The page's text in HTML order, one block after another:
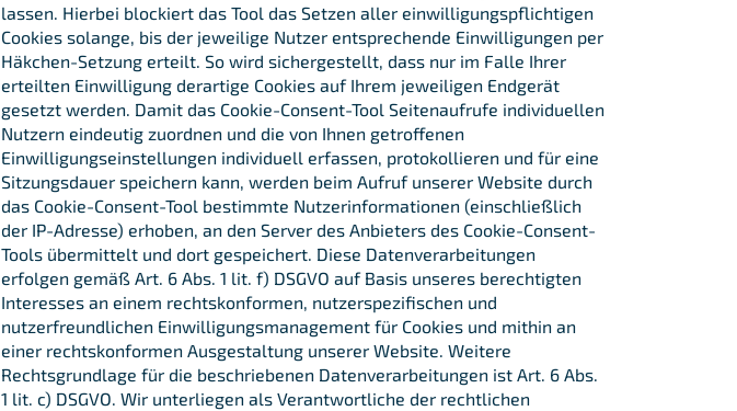
lassen. Hierbei blockiert das Tool das Setzen aller einwilligungspflichtigen
Cookies solange, bis der jeweilige Nutzer entsprechende Einwilligungen per
Häkchen-Setzung erteilt. So wird sichergestellt, dass nur im Falle Ihrer
erteilten Einwilligung derartige Cookies auf Ihrem jeweiligen Endgerät
gesetzt werden. Damit das Cookie-Consent-Tool Seitenaufrufe individuellen
Nutzern eindeutig zuordnen und die von Ihnen getroffenen
Einwilligungseinstellungen individuell erfassen, protokollieren und für eine
Sitzungsdauer speichern kann, werden beim Aufruf unserer Website durch
das Cookie-Consent-Tool bestimmte Nutzerinformationen (einschließlich
der IP-Adresse) erhoben, an den Server des Anbieters des Cookie-Consent-
Tools übermittelt und dort gespeichert. Diese Datenverarbeitungen
erfolgen gemäß Art. 6 Abs. 1 lit. f) DSGVO auf Basis unseres berechtigten
Interesses an einem rechtskonformen, nutzerspezifischen und
nutzerfreundlichen Einwilligungsmanagement für Cookies und mithin an
einer rechtskonformen Ausgestaltung unserer Website. Weitere
Rechtsgrundlage für die beschriebenen Datenverarbeitungen ist Art. 6 Abs.
1 lit. c) DSGVO. Wir unterliegen als Verantwortliche der rechtlichen